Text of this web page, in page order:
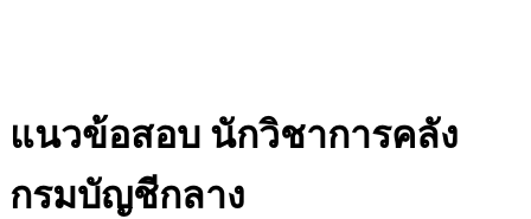
แนวข้อสอบ นักวิชาการคลัง
กรมบัญชีกลาง